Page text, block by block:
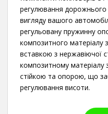
регулювання дорожнього
вигляду вашого
регульовану пружинну
композитного матеріалу
вставкою з нержавіючої
композитному матеріалу
стійкою та опорою, що
регулювання висоти.